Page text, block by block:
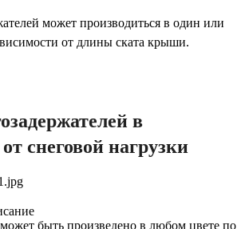
может производиться в один или
от длины ската крыши.
в
снеговой нагрузки
быть произведено в любом цвете по